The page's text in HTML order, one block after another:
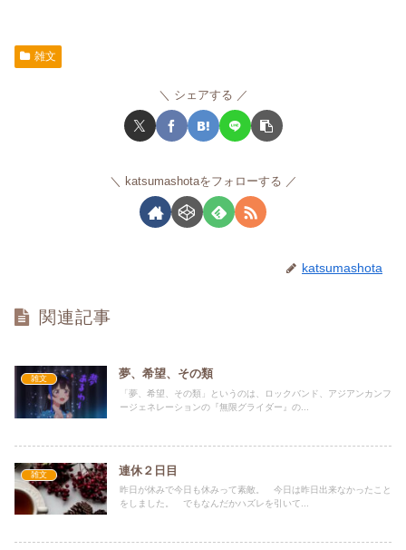
雑文
シェアする
katsumashotaをフォローする
katsumashota
関連記事
雑文 夢、希望、その類
「夢、希望、その類」というのは、ロックバンド、アジアンカンフ
ージェネレーションの『無限グライダー』の...
雑文 連休２日目
昨日が休みで今日も休みって素敵。 今日は昨日出来なかったこと
をしました。 でもなんだかハズレを引いて...